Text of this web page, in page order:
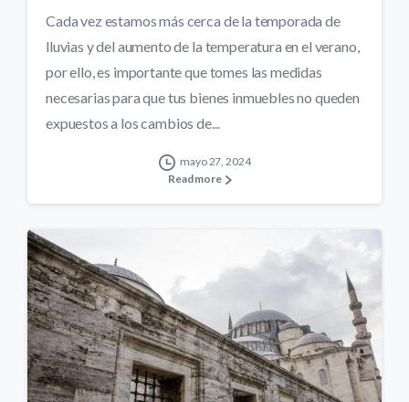
Cada vez estamos más cerca de la temporada de
lluvias y del aumento de la temperatura en el verano,
por ello, es importante que tomes las medidas
necesarias para que tus bienes inmuebles no queden
expuestos a los cambios de...
mayo 27, 2024
Read more